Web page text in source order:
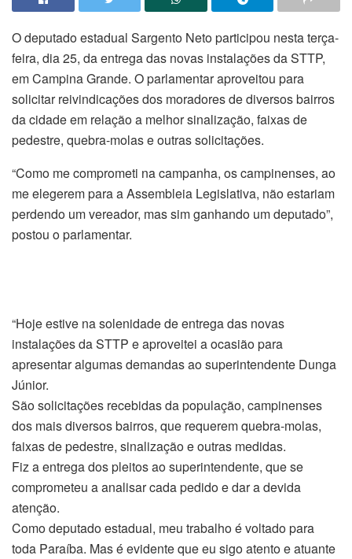
O deputado estadual Sargento Neto participou nesta terça-
feira, dia 25, da entrega das novas instalações da STTP,
em Campina Grande. O parlamentar aproveitou para
solicitar reivindicações dos moradores de diversos bairros
da cidade em relação a melhor sinalização, faixas de
pedestre, quebra-molas e outras solicitações.
“Como me comprometi na campanha, os campinenses, ao
me elegerem para a Assembleia Legislativa, não estariam
perdendo um vereador, mas sim ganhando um deputado”,
postou o parlamentar.
“Hoje estive na solenidade de entrega das novas
instalações da STTP e aproveitei a ocasião para
apresentar algumas demandas ao superintendente Dunga
Júnior.
São solicitações recebidas da população, campinenses
dos mais diversos bairros, que requerem quebra-molas,
faixas de pedestre, sinalização e outras medidas.
Fiz a entrega dos pleitos ao superintendente, que se
comprometeu a analisar cada pedido e dar a devida
atenção.
Como deputado estadual, meu trabalho é voltado para
toda Paraíba. Mas é evidente que eu sigo atento e atuante